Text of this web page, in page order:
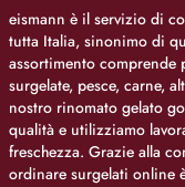
eismann è il servizio di
tutta Italia, sinonimo di
assortimento
surgelate, pesce, carne,
nostro rinomato gelato
qualità e utilizziamo
freschezza. Grazie alla
ordinare surgelati online